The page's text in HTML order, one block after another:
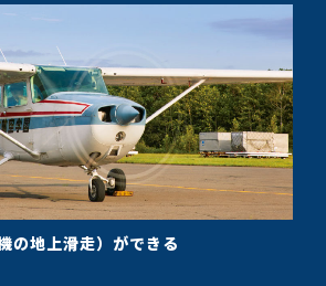
の地上滑走）ができる